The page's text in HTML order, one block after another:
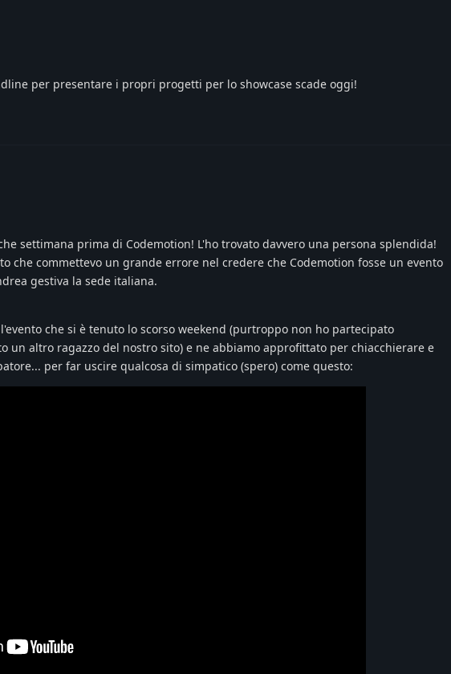
per presentare i propri progetti per lo showcase scade oggi!
settimana prima di Codemotion! L'ho trovato davvero una persona splendida!
che commettevo un grande errore nel credere che Codemotion fosse un evento
gestiva la sede italiana.
che si è tenuto lo scorso weekend (purtroppo non ho partecipato
un altro ragazzo del nostro sito) e ne abbiamo approfittato per chiacchierare e
per far uscire qualcosa di simpatico (spero) come questo: